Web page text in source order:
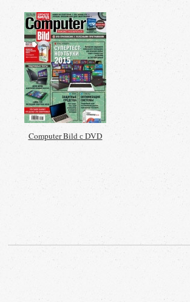
Computer Bild с DVD